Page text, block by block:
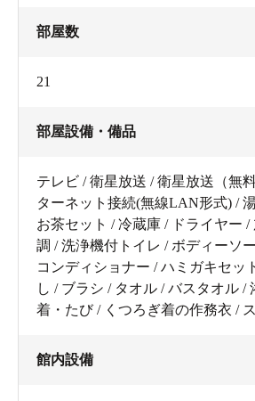
部屋数
21
部屋設備・備品
テレビ / 衛星放送 / 衛星放送（無
ターネット接続(無線LAN形式) /
お茶セット / 冷蔵庫 / ドライヤー /
調 / 洗浄機付トイレ / ボディーソ
コンディショナー / ハミガキセッ
し / ブラシ / タオル / バスタオル /
着・たび / くつろぎ着の作務衣 /
館内設備